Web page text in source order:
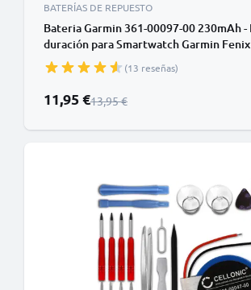
BATERÍAS DE REPUESTO
Bateria Garmin 361-00097-00 230mAh
duración para Smartwatch Garmin
Forerunner 935, Approach S62, S60 de
(13 reseñas)
Precio especial
11,95 €Precio normal
13,95 €